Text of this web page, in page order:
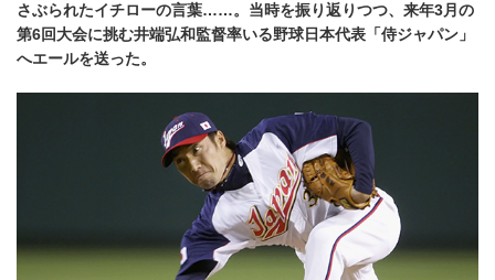
さぶられたイチローの言葉……。当時を振り返りつつ、来年3月の
第6回大会に挑む井端弘和監督率いる野球日本代表「侍ジャパン」
へエールを送った。